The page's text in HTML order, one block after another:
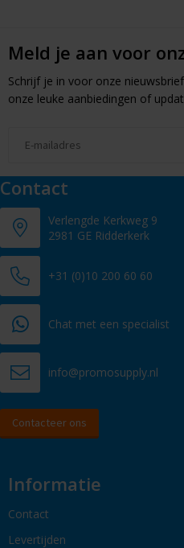
Meld je aan voor
Schrijf je in voor onze
onze leuke aanbiedingen of
Contact
Verlengde Kerkweg 9
2981 GE Ridderkerk
+31 (0)10 200 60 60
Chat met een specialist
info@promosupply.nl
Contacteer ons
Informatie
Contact
Levertijden